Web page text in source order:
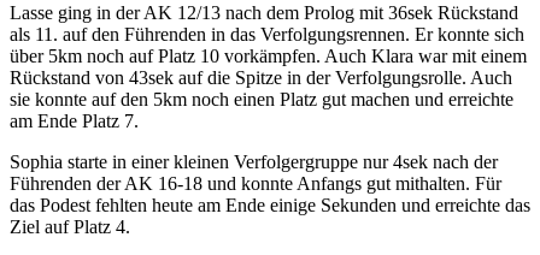
Lasse ging in der AK 12/13 nach dem Prolog mit 36sek Rückstand
als 11. auf den Führenden in das Verfolgungsrennen. Er konnte sich
über 5km noch auf Platz 10 vorkämpfen. Auch Klara war mit einem
Rückstand von 43sek auf die Spitze in der Verfolgungsrolle. Auch
sie konnte auf den 5km noch einen Platz gut machen und erreichte
am Ende Platz 7.
Sophia starte in einer kleinen Verfolgergruppe nur 4sek nach der
Führenden der AK 16-18 und konnte Anfangs gut mithalten. Für
das Podest fehlten heute am Ende einige Sekunden und erreichte das
Ziel auf Platz 4.